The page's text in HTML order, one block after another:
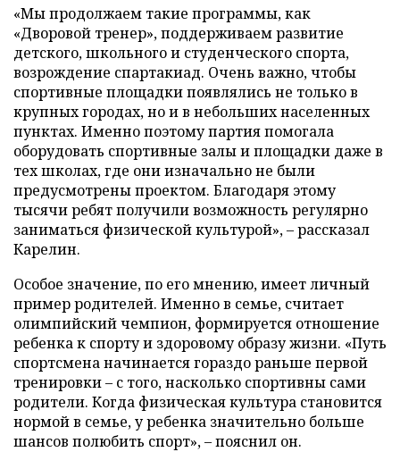
«Мы продолжаем такие программы, как
«Дворовой тренер», поддерживаем развитие
детского, школьного и студенческого спорта,
возрождение спартакиад. Очень важно, чтобы
спортивные площадки появлялись не только в
крупных городах, но и в небольших населенных
пунктах. Именно поэтому партия помогала
оборудовать спортивные залы и площадки даже в
тех школах, где они изначально не были
предусмотрены проектом. Благодаря этому
тысячи ребят получили возможность регулярно
заниматься физической культурой», – рассказал
Карелин.
Особое значение, по его мнению, имеет личный
пример родителей. Именно в семье, считает
олимпийский чемпион, формируется отношение
ребенка к спорту и здоровому образу жизни. «Путь
спортсмена начинается гораздо раньше первой
тренировки – с того, насколько спортивны сами
родители. Когда физическая культура становится
нормой в семье, у ребенка значительно больше
шансов полюбить спорт», – пояснил он.